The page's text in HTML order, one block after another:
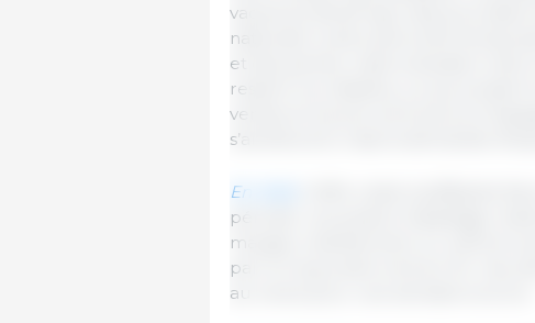
vacances (94,25 kg) mais
nationale lundi a perturbé
et des pertes, mais la situation
restent non abattus, ce qui soutient
ventes et les prix sont bons en
s’améliorent, mais la demande
En Italie
période. Les poids à l’abattage
marges, maintiennent un rythme
par le long week-end du 1er mai,
au moins pour une semaine encore.